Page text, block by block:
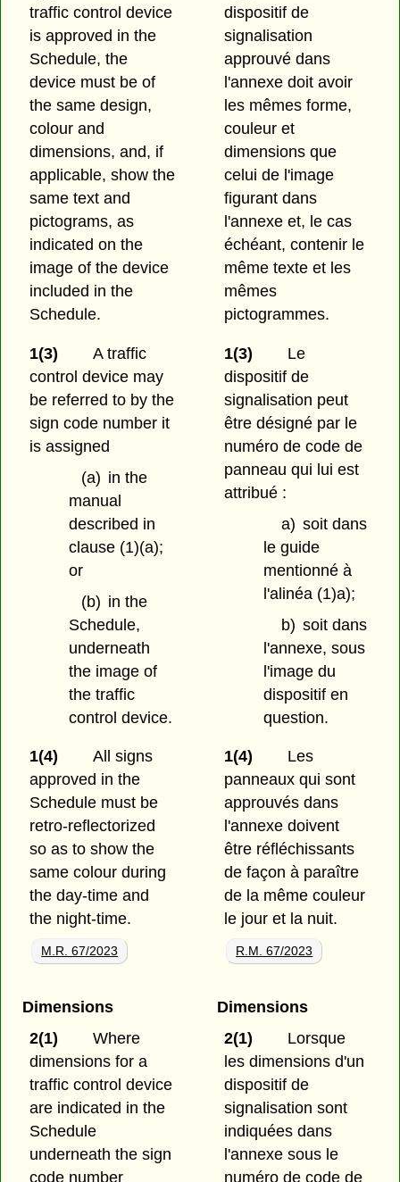
traffic control device
is approved in the
Schedule, the
device must be of
the same design,
colour and
dimensions, and, if
applicable, show the
same text and
pictograms, as
indicated on the
image of the device
included in the
Schedule.
dispositif de
signalisation
approuvé dans
l'annexe doit avoir
les mêmes forme,
couleur et
dimensions que
celui de l'image
figurant dans
l'annexe et, le cas
échéant, contenir le
même texte et les
mêmes
pictogrammes.
1(3)
A traffic
control device may
be referred to by the
sign code number it
is assigned
(a) in the
manual
described in
clause (1)(a);
or
(b) in the
Schedule,
underneath
the image of
the traffic
control device.
1(3)
Le
dispositif de
signalisation peut
être désigné par le
numéro de code de
panneau qui lui est
attribué :
a) soit dans
le guide
mentionné à
l'alinéa (1)a);
b) soit dans
l'annexe, sous
l'image du
dispositif en
question.
1(4)
All signs
approved in the
Schedule must be
retro-reflectorized
so as to show the
same colour during
the day-time and
the night-time.
M.R. 67/2023
1(4)
Les
panneaux qui sont
approuvés dans
l'annexe doivent
être réfléchissants
de façon à paraître
de la même couleur
le jour et la nuit.
R.M. 67/2023
Dimensions
2(1)
Where
dimensions for a
traffic control device
are indicated in the
Schedule
underneath the sign
code number
Dimensions
2(1)
Lorsque
les dimensions d'un
dispositif de
signalisation sont
indiquées dans
l'annexe sous le
numéro de code de